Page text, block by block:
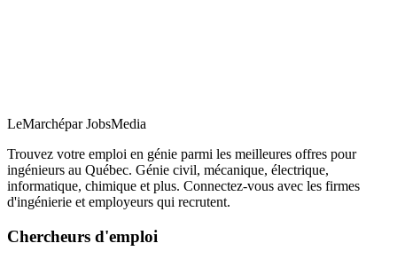
LeMarchépar JobsMedia
Trouvez votre emploi en génie parmi les meilleures offres pour
ingénieurs au Québec. Génie civil, mécanique, électrique,
informatique, chimique et plus. Connectez-vous avec les firmes
d'ingénierie et employeurs qui recrutent.
Chercheurs d'emploi